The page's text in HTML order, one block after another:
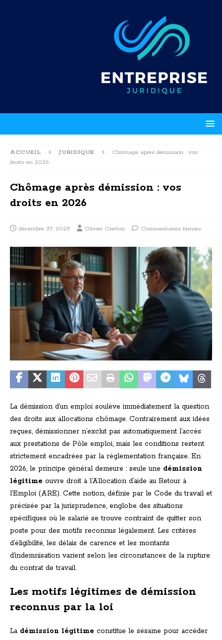
ACCUEIL JURIDIQUE
Chômage après démission : vos
droits en 2026
Chômage après démission : vos
droits en 2026
décembre 27, 2025 Olivier Cretton Commentaires fermés
La démission d’un emploi soulève immédiatement la question
des droits aux allocations chômage. Contrairement aux idées
reçues, démissionner n’exclut pas automatiquement l’accès
aux prestations de Pôle emploi, mais les conditions restent
strictement encadrées par la réglementation française. En
2026, le principe général demeure : seule une démission
légitime ouvre droit à l’Allocation d’aide au Retour à
l’Emploi (ARE). Cette notion, définie par le Code du travail et
précisée par la jurisprudence, englobe des situations
spécifiques où le salarié se trouve contraint de quitter son
poste pour des motifs reconnus légalement. Les critères
d’éligibilité, les délais de carence et les montants
d’indemnisation varient selon les circonstances de la rupture
du contrat de travail.
Les motifs légitimes de démission
reconnus par la loi
La démission légitime constitue le sésame pour accéder